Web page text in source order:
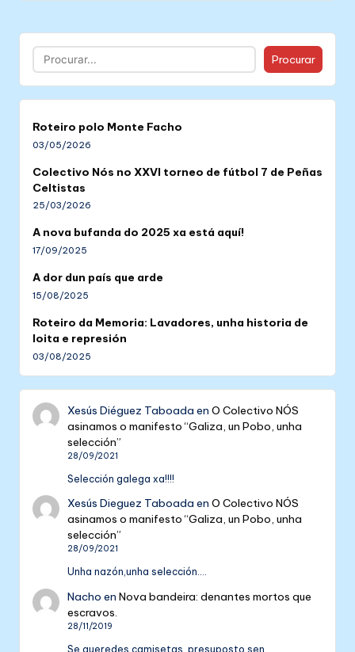
Buscar Procurar
Roteiro polo Monte Facho
03/05/2026
Colectivo Nós no XXVI torneo de fútbol 7 de Peñas
Celtistas
25/03/2026
A nova bufanda do 2025 xa está aquí!
17/09/2025
A dor dun país que arde
15/08/2025
Roteiro da Memoria: Lavadores, unha historia de
loita e represión
03/08/2025
Xesús Diéguez Taboada enO Colectivo NÓS
asinamos o manifesto “Galiza, un Pobo, unha
selección”
28/09/2021
Selección galega xa!!!!
Xesús Dieguez Taboada enO Colectivo NÓS
asinamos o manifesto “Galiza, un Pobo, unha
selección”
28/09/2021
Unha nazón,unha selección....
Nacho enNova bandeira: denantes mortos que
escravos.
28/11/2019
Se queredes camisetas, presuposto sen